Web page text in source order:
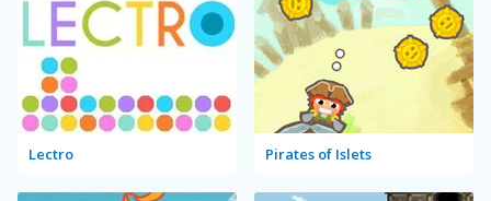
Lectro Pirates of Islets